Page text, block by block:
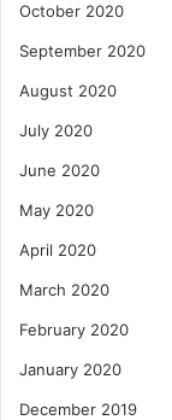
October 2020
September 2020
August 2020
July 2020
June 2020
May 2020
April 2020
March 2020
February 2020
January 2020
December 2019